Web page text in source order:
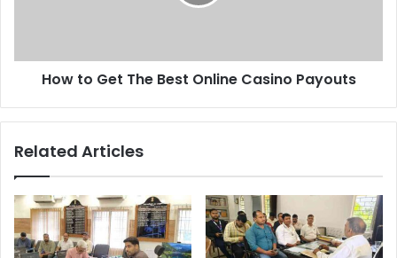
How to Get The Best Online Casino Payouts
Related Articles